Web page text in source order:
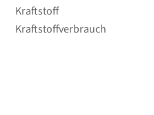
Kraftstoff
Kraftstoffverbrauch